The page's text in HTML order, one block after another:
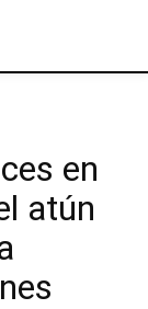
en
atún